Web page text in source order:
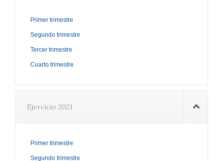
Primer trimestre
Segundo trimestre
Tercer trimestre
Cuarto trimestre
Ejercicio 2021
Primer trimestre
Segundo trimestre